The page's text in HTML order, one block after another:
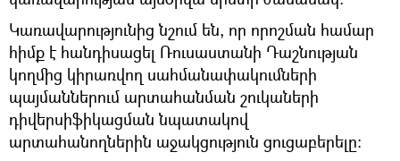
Կառավարությունից նշում են, որ որոշման համար
հիմք է հանդիսացել Ռուսաստանի Դաշնության
կողմից կիրառվող սահմանափակումների
պայմաններում արտահանման շուկաների
դիվերսիֆիկացման նպատակով
արտահանողներին աջակցություն ցուցաբերելը։